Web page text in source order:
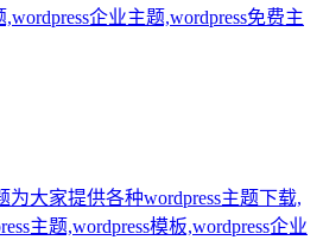
企业主题,wordpress免费主
为大家提供各种wordpress主题下载,
主题,wordpress模板,wordpress企业